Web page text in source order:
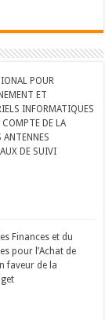
POUR
ET
INFORMATIQUES
COMPTE DE LA
ANTENNES
DE SUIVI
Finances et du
pour l’Achat de
faveur de la